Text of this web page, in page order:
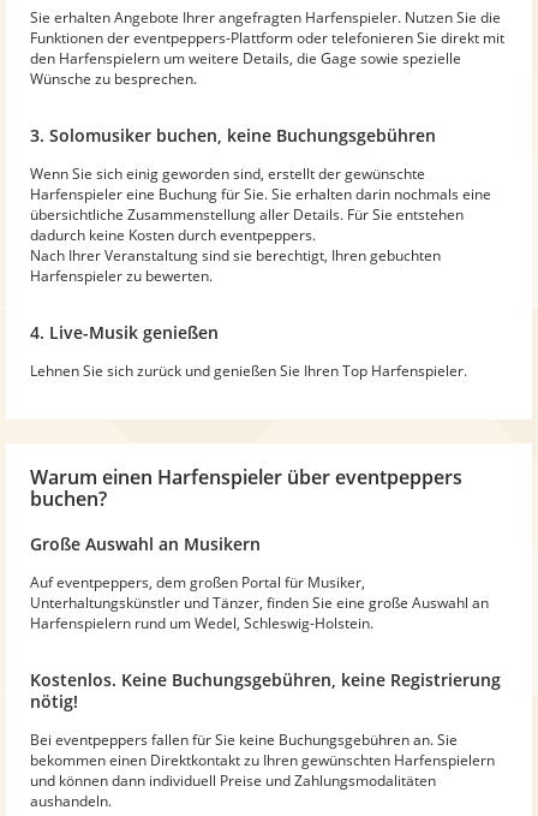
Sie erhalten Angebote Ihrer angefragten Harfenspieler. Nutzen Sie die
Funktionen der eventpeppers-Plattform oder telefonieren Sie direkt mit
den Harfenspielern um weitere Details, die Gage sowie spezielle
Wünsche zu besprechen.
3. Solomusiker buchen, keine Buchungsgebühren
Wenn Sie sich einig geworden sind, erstellt der gewünschte
Harfenspieler eine Buchung für Sie. Sie erhalten darin nochmals eine
übersichtliche Zusammenstellung aller Details. Für Sie entstehen
dadurch keine Kosten durch eventpeppers.
Nach Ihrer Veranstaltung sind sie berechtigt, Ihren gebuchten
Harfenspieler zu bewerten.
4. Live-Musik genießen
Lehnen Sie sich zurück und genießen Sie Ihren Top Harfenspieler.
Warum einen Harfenspieler über eventpeppers
buchen?
Große Auswahl an Musikern
Auf eventpeppers, dem großen Portal für Musiker,
Unterhaltungskünstler und Tänzer, finden Sie eine große Auswahl an
Harfenspielern rund um Wedel, Schleswig-Holstein.
Kostenlos. Keine Buchungsgebühren, keine Registrierung
nötig!
Bei eventpeppers fallen für Sie keine Buchungsgebühren an. Sie
bekommen einen Direktkontakt zu Ihren gewünschten Harfenspielern
und können dann individuell Preise und Zahlungsmodalitäten
aushandeln.